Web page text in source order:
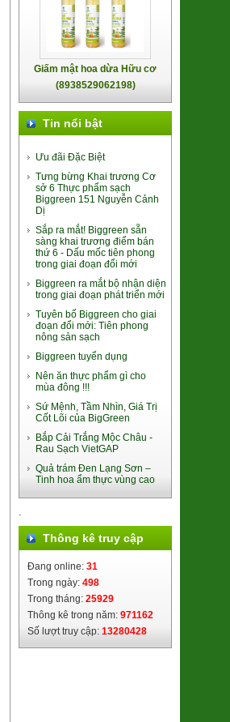
Giấm mật hoa dừa Hữu cơ
96.000đ/Chai
Mật Hoa Dừa lên men Cider
220.000đ/Chai
Đu Đủ ruột đỏ da xanh
7.500đ/100g
Đào Thiên Sơn Uno
435.000đ/Hộp
Tin nổi bật
Ưu đãi Đặc Biệt
Tưng bừng Khai trương Cơ
sở 6 Thực phẩm sạch
Biggreen 151 Nguyễn Cảnh
Dị
Sắp ra mắt! Biggreen sẵn
sàng khai trương điểm bán
thứ 6 - Dấu mốc tiên phong
trong giai đoạn đổi mới
Biggreen ra mắt bộ nhận diện
trong giai đoạn phát triển mới
Tuyên bố Biggreen cho giai
đoạn đổi mới: Tiên phong
nông sản sạch
Biggreen tuyển dụng
Nên ăn thực phẩm gì cho
mùa đông !!!
Sứ Mệnh, Tầm Nhìn, Giá Trị
Cốt Lõi của BigGreen
Bắp Cải Trắng Mộc Châu -
Rau Sạch VietGAP
Quả trám Đen Lạng Sơn –
Tinh hoa ẩm thực vùng cao
.
Thông kê truy cập
Đang online: 31
Trong ngày: 498
Trong tháng: 25929
Thông kê trong năm: 971162
Số lượt truy cập: 13280428